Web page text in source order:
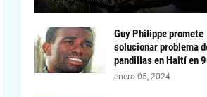
Guy Philippe promete
solucionar problema
pandillas en Haití en
enero 05, 2024